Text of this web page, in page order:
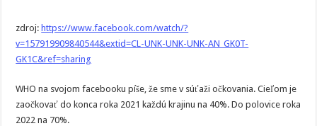
zdroj: https://www.facebook.com/watch/?
v=157919909840544&extid=CL-UNK-UNK-UNK-AN_GK0T-
GK1C&ref=sharing
WHO na svojom facebooku píše, že sme v súťaži očkovania. Cieľom je
zaočkovať do konca roka 2021 každú krajinu na 40%. Do polovice roka
2022 na 70%.